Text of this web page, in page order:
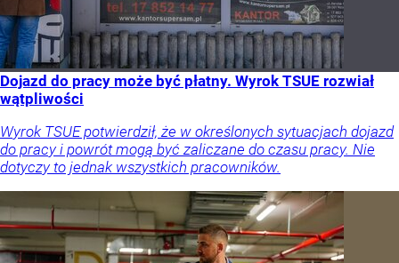
Dojazd do pracy może być płatny. Wyrok TSUE rozwiał
wątpliwości
Wyrok TSUE potwierdził, że w określonych sytuacjach dojazd
do pracy i powrót mogą być zaliczane do czasu pracy. Nie
dotyczy to jednak wszystkich pracowników.